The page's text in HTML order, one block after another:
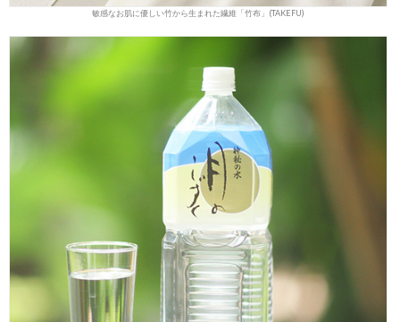
敏感なお肌に優しい竹から生まれた繊維「竹布」(TAKEFU)